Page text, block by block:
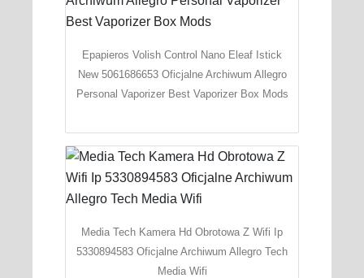
Epapieros Volish Control Nano Eleaf Istick
New 5061686653 Oficjalne Archiwum Allegro
Personal Vaporizer Best Vaporizer Box Mods
Media Tech Kamera Hd Obrotowa Z Wifi Ip
5330894583 Oficjalne Archiwum Allegro Tech
Media Wifi